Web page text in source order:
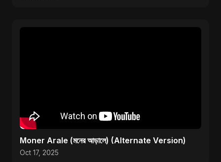
Moner Arale (মনের আড়ালে) (Alternate Version)
Oct 17, 2025